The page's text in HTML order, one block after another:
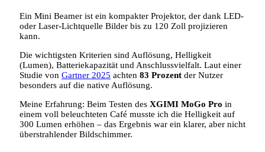
Ein Mini Beamer ist ein kompakter Projektor, der dank LED‑
oder Laser‑Lichtquelle Bilder bis zu 120 Zoll projizieren
kann.
Die wichtigsten Kriterien sind Auflösung, Helligkeit
(Lumen), Batteriekapazität und Anschlussvielfalt. Laut einer
Studie von Gartner 2025 achten 83 Prozent der Nutzer
besonders auf die native Auflösung.
Meine Erfahrung: Beim Testen des XGIMI MoGo Pro in
einem voll beleuchteten Café musste ich die Helligkeit auf
300 Lumen erhöhen – das Ergebnis war ein klarer, aber nicht
überstrahlender Bildschimmer.